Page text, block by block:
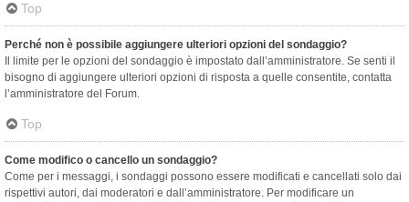
Top
Perché non è possibile aggiungere ulteriori opzioni del sondaggio?
Il limite per le opzioni del sondaggio è impostato dall’amministratore. Se senti il
bisogno di aggiungere ulteriori opzioni di risposta a quelle consentite, contatta
l’amministratore del Forum.
Top
Come modifico o cancello un sondaggio?
Come per i messaggi, i sondaggi possono essere modificati e cancellati solo dai
rispettivi autori, dai moderatori e dall’amministratore. Per modificare un